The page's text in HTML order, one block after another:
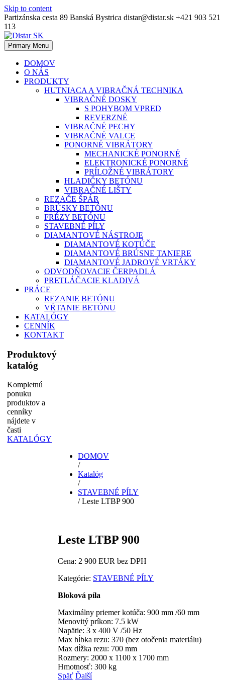
Skip to content
Partizánska cesta 89 Banská Bystrica distar@distar.sk +421 903 521
113
Distar SK
Priemyselná diamantová technika
Primary Menu
DOMOV
O NÁS
PRODUKTY
HUTNIACA A VIBRAČNÁ TECHNIKA
VIBRAČNÉ DOSKY
S POHYBOM VPRED
REVERZNÉ
VIBRAČNÉ PECHY
VIBRAČNÉ VALCE
PONORNÉ VIBRÁTORY
MECHANICKÉ PONORNÉ
ELEKTRONICKÉ PONORNÉ
PRÍLOŽNÉ VIBRÁTORY
HLADIČKY BETÓNU
VIBRAČNÉ LIŠTY
REZAČE ŠPÁR
BRÚSKY BETÓNU
FRÉZY BETÓNU
STAVEBNÉ PÍLY
DIAMANTOVÉ NÁSTROJE
DIAMANTOVÉ KOTÚČE
DIAMANTOVÉ BRÚSNE TANIERE
DIAMANTOVÉ JADROVÉ VRTÁKY
ODVODŇOVACIE ČERPADLÁ
PRETLÁČACIE KLADIVÁ
PRÁCE
REZANIE BETÓNU
VŔTANIE BETÓNU
KATALÓGY
CENNÍK
KONTAKT
Produktový
katalóg
Kompletnú
ponuku
produktov a
cenníky
nájdete v
časti
KATALÓGY
DOMOV
/
Katalóg
/
STAVEBNÉ PÍLY
/ Leste LTBP 900
Leste LTBP 900
Cena: 2 900 EUR bez DPH
Kategórie: STAVEBNÉ PÍLY
Bloková píla
Maximálny priemer kotúča: 900 mm /60 mm
Menovitý príkon: 7.5 kW
Napätie: 3 x 400 V /50 Hz
Max hĺbka rezu: 370 (bez otočenia materiálu)
Max dĺžka rezu: 700 mm
Rozmery: 2000 x 1100 x 1700 mm
Hmotnosť: 300 kg
Späť Ďalší